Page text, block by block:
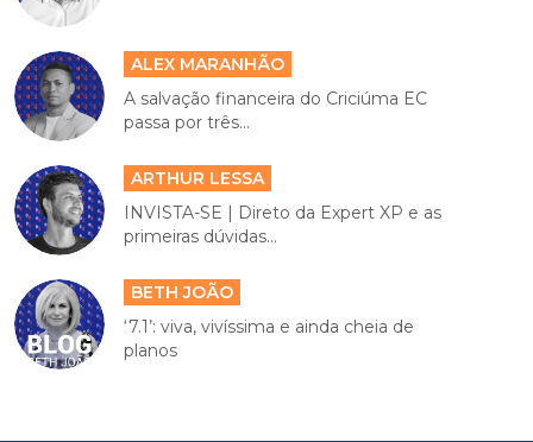
ALEX MARANHÃO
A salvação financeira do Criciúma EC
passa por três...
ARTHUR LESSA
INVISTA-SE | Direto da Expert XP e as
primeiras dúvidas...
BETH JOÃO
‘7.1’: viva, vivíssima e ainda cheia de
planos